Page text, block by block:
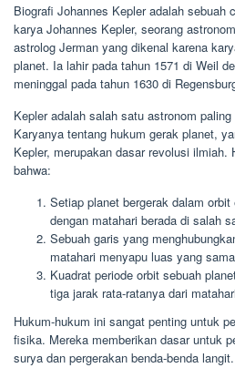
Biografi Johannes Kepler adalah sebuah
karya Johannes Kepler, seorang
astrolog Jerman yang dikenal karena
planet. Ia lahir pada tahun 1571 di Weil
meninggal pada tahun 1630 di
Kepler adalah salah satu astronom
Karyanya tentang hukum gerak planet,
Kepler, merupakan dasar revolusi
bahwa:
Setiap planet bergerak dalam
dengan matahari berada di salah
Sebuah garis yang
matahari menyapu luas yang
Kuadrat periode orbit sebuah
tiga jarak rata-ratanya dari
Hukum-hukum ini sangat penting untuk
fisika. Mereka memberikan dasar untuk
surya dan pergerakan benda-benda langit.